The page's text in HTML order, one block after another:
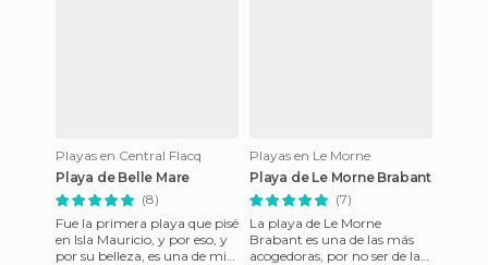
Playas en Central Flacq
Playa de Belle Mare
(8)
Fue la primera playa que pisé
en Isla Mauricio, y por eso, y
por su belleza, es una de mis
Playas en Le Morne
Playa de Le Morne Brabant
(7)
La playa de Le Morne
Brabant es una de las más
acogedoras, por no ser de las